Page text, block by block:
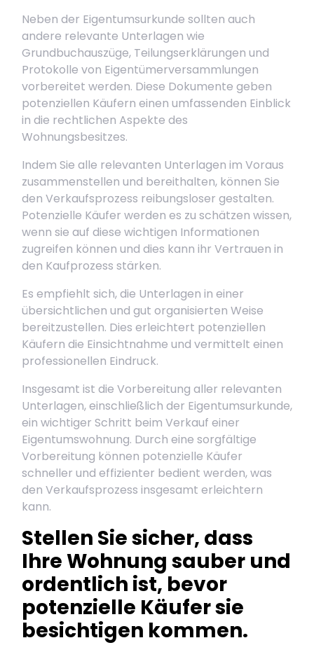
Neben der Eigentumsurkunde sollten auch
andere relevante Unterlagen wie
Grundbuchauszüge, Teilungserklärungen und
Protokolle von Eigentümerversammlungen
vorbereitet werden. Diese Dokumente geben
potenziellen Käufern einen umfassenden Einblick
in die rechtlichen Aspekte des
Wohnungsbesitzes.
Indem Sie alle relevanten Unterlagen im Voraus
zusammenstellen und bereithalten, können Sie
den Verkaufsprozess reibungsloser gestalten.
Potenzielle Käufer werden es zu schätzen wissen,
wenn sie auf diese wichtigen Informationen
zugreifen können und dies kann ihr Vertrauen in
den Kaufprozess stärken.
Es empfiehlt sich, die Unterlagen in einer
übersichtlichen und gut organisierten Weise
bereitzustellen. Dies erleichtert potenziellen
Käufern die Einsichtnahme und vermittelt einen
professionellen Eindruck.
Insgesamt ist die Vorbereitung aller relevanten
Unterlagen, einschließlich der Eigentumsurkunde,
ein wichtiger Schritt beim Verkauf einer
Eigentumswohnung. Durch eine sorgfältige
Vorbereitung können potenzielle Käufer
schneller und effizienter bedient werden, was
den Verkaufsprozess insgesamt erleichtern
kann.
Stellen Sie sicher, dass
Ihre Wohnung sauber und
ordentlich ist, bevor
potenzielle Käufer sie
besichtigen kommen.